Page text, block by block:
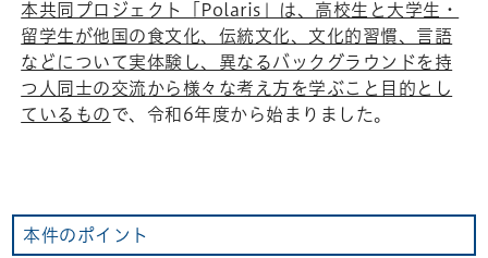
本共同プロジェクト「Polaris」は、高校生と大学生・
留学生が他国の食文化、伝統文化、文化的習慣、言語
などについて実体験し、異なるバックグラウンドを持
つ人同士の交流から様々な考え方を学ぶこと目的とし
ているもので、令和6年度から始まりました。
本件のポイント